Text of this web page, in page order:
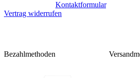
Kontaktformular.
Vertrag widerrufen
Bezahlmethoden